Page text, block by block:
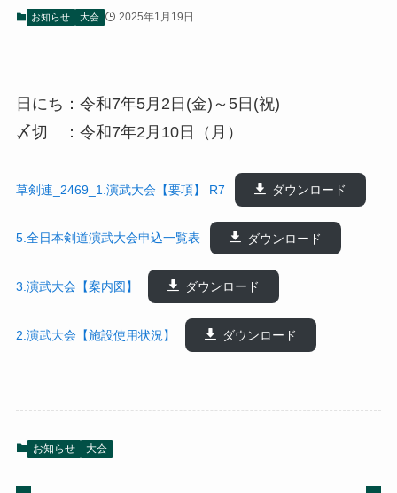
お知らせ 大会 2025年1月19日
日にち：令和7年5月2日(金)～5日(祝)
〆切 ：令和7年2月10日（月）
草剣連_2469_1.演武大会【要項】 R7 ダウンロード
5.全日本剣道演武大会申込一覧表 ダウンロード
3.演武大会【案内図】 ダウンロード
2.演武大会【施設使用状況】 ダウンロード
お知らせ 大会